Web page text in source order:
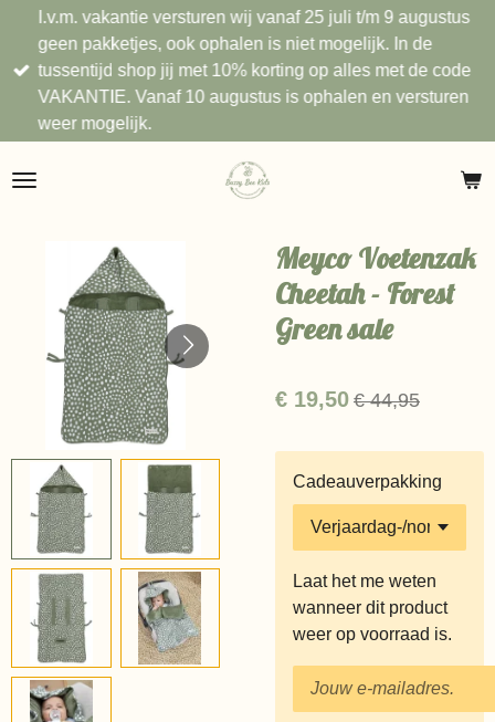
direct
naar
hoofdinhoud
I.v.m. vakantie versturen wij vanaf 25 juli t/m 9 augustus
geen pakketjes, ook ophalen is niet mogelijk. In de
tussentijd shop jij met 10% korting op alles met de code
VAKANTIE. Vanaf 10 augustus is ophalen en versturen
weer mogelijk.
Meyco Voetenzak
Cheetah - Forest
Green sale
€ 19,50 € 44,95
Cadeauverpakking
Laat het me weten
wanneer dit product
weer op voorraad is.